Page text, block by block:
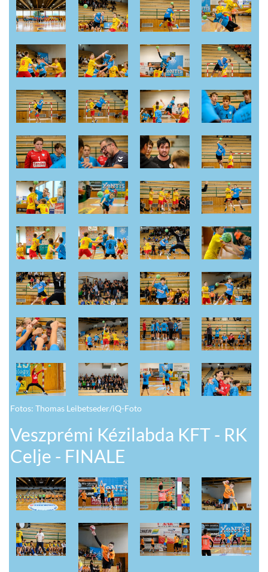
Fotos: Thomas Leibetseder/iQ-Foto
Veszprémi Kézilabda KFT - RK
Celje - FINALE